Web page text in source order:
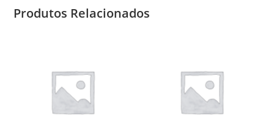
Produtos Relacionados